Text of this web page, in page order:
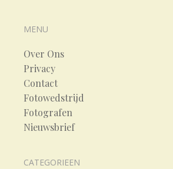
MENU
Over Ons
Privacy
Contact
Fotowedstrijd
Fotografen
Nieuwsbrief
CATEGORIEEN